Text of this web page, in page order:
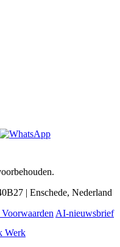
| Enschede, Nederland
AI-nieuwsbrief
Werk